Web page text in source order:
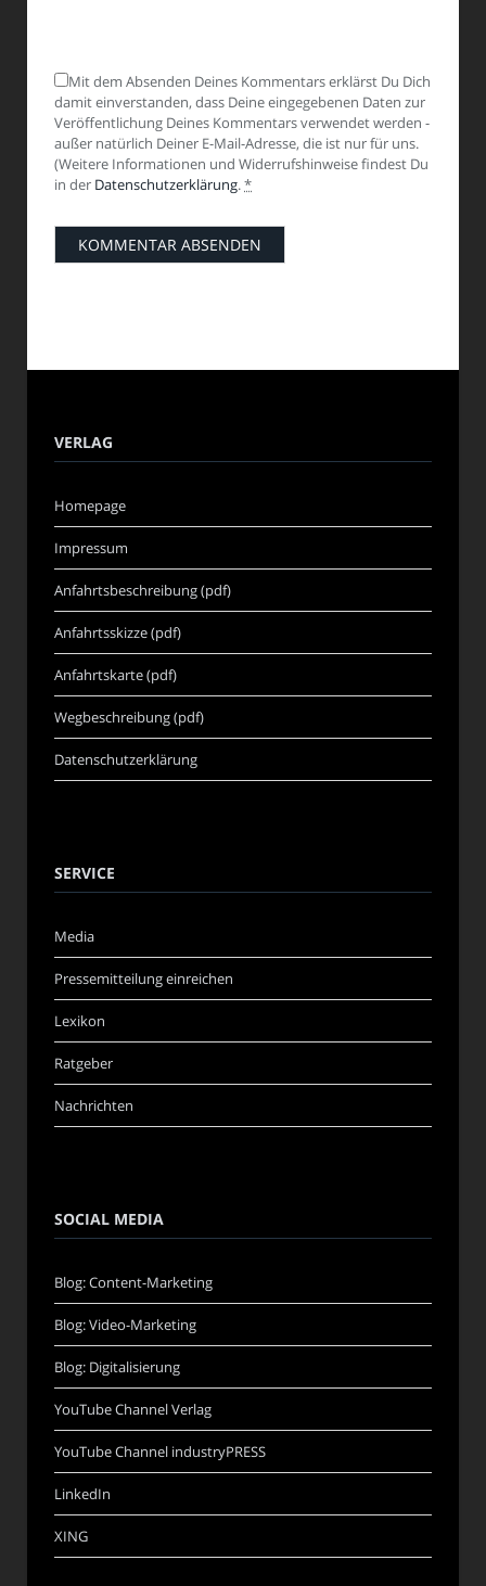
Mit dem Absenden Deines Kommentars erklärst Du Dich
damit einverstanden, dass Deine eingegebenen Daten zur
Veröffentlichung Deines Kommentars verwendet werden -
außer natürlich Deiner E-Mail-Adresse, die ist nur für uns.
(Weitere Informationen und Widerrufshinweise findest Du
in der Datenschutzerklärung.*
VERLAG
Homepage
Impressum
Anfahrtsbeschreibung (pdf)
Anfahrtsskizze (pdf)
Anfahrtskarte (pdf)
Wegbeschreibung (pdf)
Datenschutzerklärung
SERVICE
Media
Pressemitteilung einreichen
Lexikon
Ratgeber
Nachrichten
SOCIAL MEDIA
Blog: Content-Marketing
Blog: Video-Marketing
Blog: Digitalisierung
YouTube Channel Verlag
YouTube Channel industryPRESS
LinkedIn
XING